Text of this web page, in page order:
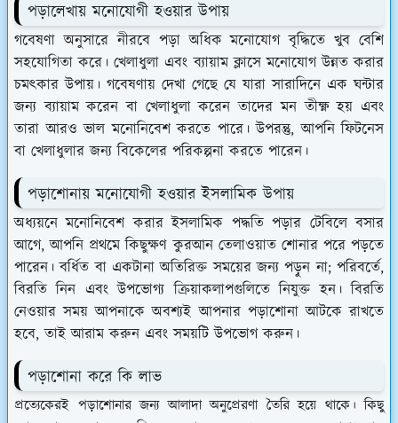
পড়ালেখায় মনোযোগী হওয়ার উপায়
গবেষণা অনুসারে নীরবে পড়া অধিক মনোযোগ বৃদ্ধিতে খুব বেশি
সহযোগিতা করে। খেলাধুলা এবং ব্যায়াম ক্লাসে মনোযোগ উন্নত করার
চমৎকার উপায়। গবেষণায় দেখা গেছে যে যারা সারাদিনে এক ঘন্টার
জন্য ব্যায়াম করেন বা খেলাধুলা করেন তাদের মন তীক্ষ্ণ হয় এবং
তারা আরও ভাল মনোনিবেশ করতে পারে। উপরন্তু, আপনি ফিটনেস
বা খেলাধুলার জন্য বিকেলের পরিকল্পনা করতে পারেন।
পড়াশোনায় মনোযোগী হওয়ার ইসলামিক উপায়
অধ্যয়নে মনোনিবেশ করার ইসলামিক পদ্ধতি পড়ার টেবিলে বসার
আগে, আপনি প্রথমে কিছুক্ষণ কুরআন তেলাওয়াত শোনার পরে পড়তে
পারেন। বর্ধিত বা একটানা অতিরিক্ত সময়ের জন্য পড়ুন না; পরিবর্তে,
বিরতি নিন এবং উপভোগ্য ক্রিয়াকলাপগুলিতে নিযুক্ত হন। বিরতি
নেওয়ার সময় আপনাকে অবশ্যই আপনার পড়াশোনা আটকে রাখতে
হবে, তাই আরাম করুন এবং সময়টি উপভোগ করুন।
পড়াশোনা করে কি লাভ
প্রত্যেকেরই পড়াশোনার জন্য আলাদা অনুপ্রেরণা তৈরি হয়ে থাকে। কিছু